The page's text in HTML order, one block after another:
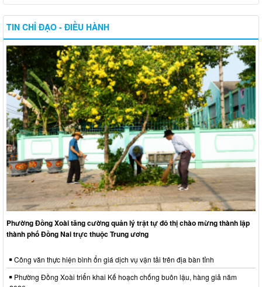
TIN CHỈ ĐẠO - ĐIỀU HÀNH
Phường Đồng Xoài tăng cường quản lý trật tự đô thị chào mừng thành lập
thành phố Đồng Nai trực thuộc Trung ương
Công văn thực hiện bình ổn giá dịch vụ vận tải trên địa bàn tỉnh
Phường Đồng Xoài triển khai Kế hoạch chống buôn lậu, hàng giả năm